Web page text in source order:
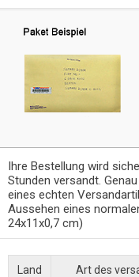
Ihre Bestellung wird
Stunden versandt.
eines echten
Aussehen eines
24x11x0,7 cm)
Land Art des